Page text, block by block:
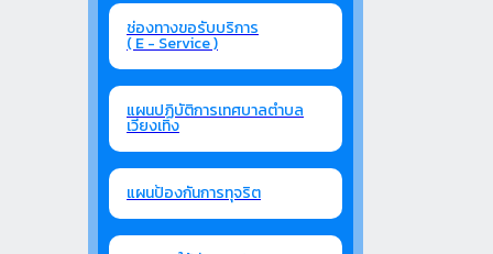
ช่องทางขอรับบริการ
( E - Service )
แผนปฏิบัติการเทศบาลตำบล
เวียงเทิง
แผนป้องกันการทุจริต